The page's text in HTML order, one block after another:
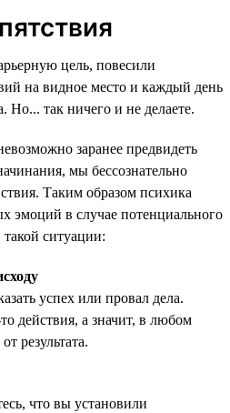
цель, повесили
на видное место и каждый день
Но... так ничего и не делаете.
заранее предвидеть
мы бессознательно
Таким образом психика
эмоций в случае потенциального
такой ситуации:
успех или провал дела.
действия, а значит, в любом
результата.
что вы установили